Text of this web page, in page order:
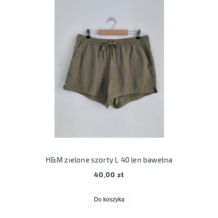
H&M zielone szorty L 40 len bawełna
40,00 zł
Do koszyka